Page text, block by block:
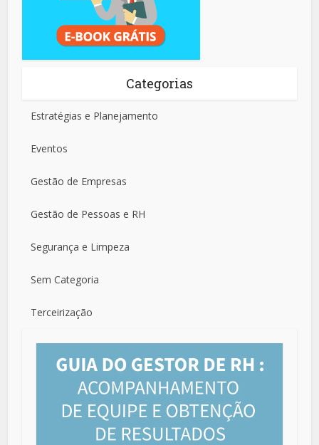
Categorias
Estratégias e Planejamento
Eventos
Gestão de Empresas
Gestão de Pessoas e RH
Segurança e Limpeza
Sem Categoria
Terceirização